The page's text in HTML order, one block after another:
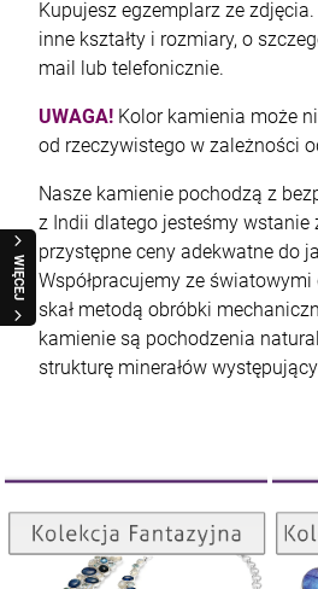
WIĘCEJ
Kupujesz egzemplarz ze
inne kształty i rozmiary, o
mail lub telefonicznie.
UWAGA! Kolor kamienia może
od rzeczywistego w zależności
Nasze kamienie pochodzą z
z Indii dlatego jesteśmy wstanie
przystępne ceny adekwatne do
Współpracujemy ze
skał metodą obróbki
kamienie są pochodzenia
strukturę minerałów
Kolekcja Fantazyjna
ZOBACZ